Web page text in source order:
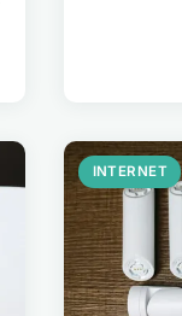
INTERNET